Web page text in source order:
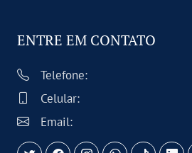
ENTRE EM CONTATO
Telefone:
Celular:
Email: